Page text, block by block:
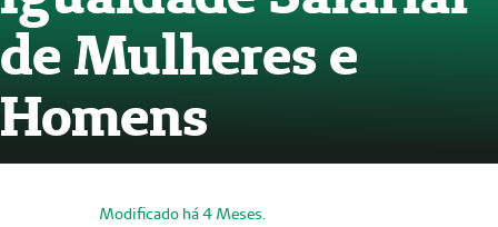
de Mulheres e
Homens
Modificado há 4 Meses.